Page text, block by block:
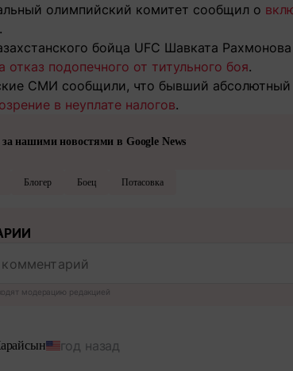
олимпийский комитет сообщил о
.
бойца UFC Шавката Рахмонова
подопечного от титульного боя.
СМИ сообщили, что бывший
в неуплате налогов.
за нашими новостями в Google News
Блогер Боец Потасовка
модерацию редакцией
год назад